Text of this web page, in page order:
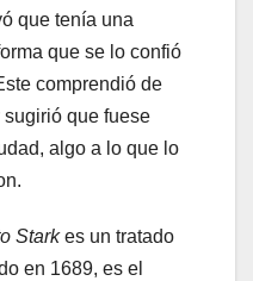
que tenía una
que se lo confió
comprendió de
que fuese
algo a lo que lo
Starkes un tratado
en 1689, es el